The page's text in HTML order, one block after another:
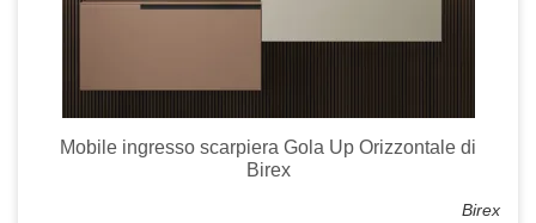
Mobile ingresso scarpiera Gola Up Orizzontale di
Birex
Birex